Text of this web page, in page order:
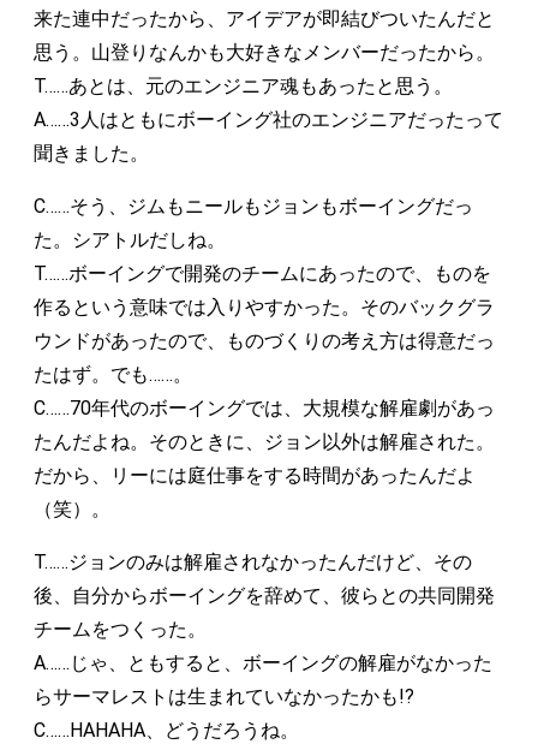
来た連中だったから、アイデアが即結びついたんだと
思う。山登りなんかも大好きなメンバーだったから。
T……あとは、元のエンジニア魂もあったと思う。
A……3人はともにボーイング社のエンジニアだったって
聞きました。
C……そう、ジムもニールもジョンもボーイングだっ
た。シアトルだしね。
T……ボーイングで開発のチームにあったので、ものを
作るという意味では入りやすかった。そのバックグラ
ウンドがあったので、ものづくりの考え方は得意だっ
たはず。でも……。
C……70年代のボーイングでは、大規模な解雇劇があっ
たんだよね。そのときに、ジョン以外は解雇された。
だから、リーには庭仕事をする時間があったんだよ
（笑）。
T……ジョンのみは解雇されなかったんだけど、その
後、自分からボーイングを辞めて、彼らとの共同開発
チームをつくった。
A……じゃ、ともすると、ボーイングの解雇がなかった
らサーマレストは生まれていなかったかも!?
C……HAHAHA、どうだろうね。